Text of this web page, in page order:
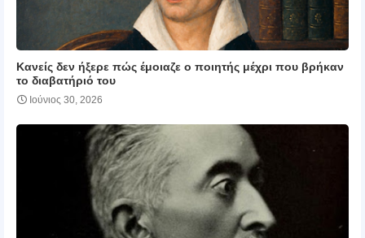
Κανείς δεν ήξερε πώς έμοιαζε ο ποιητής μέχρι που βρήκαν
το διαβατήριό του
Ιούνιος 30, 2026